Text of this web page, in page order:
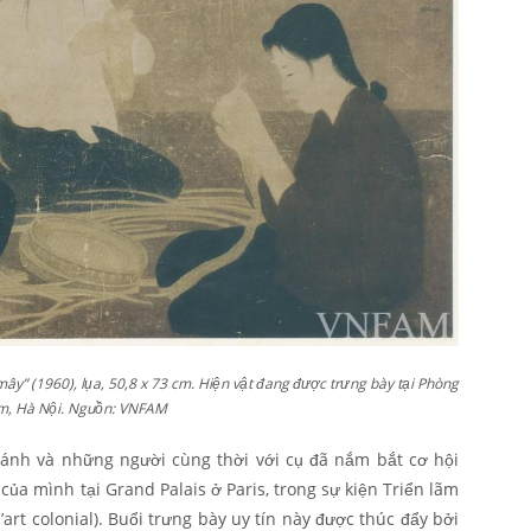
(1960), lụa, 50,8 x 73 cm. Hiện vật đang được trưng bày tại Phòng
Hà Nội. Nguồn: VNFAM
và những người cùng thời với cụ đã nắm bắt cơ hội
mình tại Grand Palais ở Paris, trong sự kiện Triển lãm
colonial). Buổi trưng bày uy tín này được thúc đẩy bởi